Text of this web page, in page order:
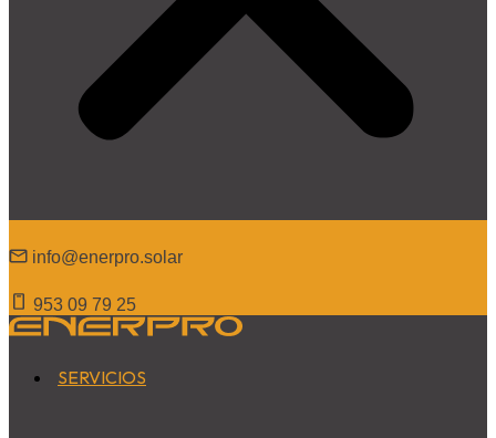
info@enerpro.solar
953 09 79 25
SERVICIOS